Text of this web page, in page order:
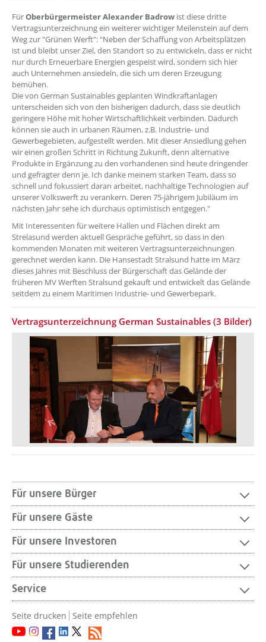
FürOberbürgermeister Alexander Badrow ist diese dritte
Vertragsunterzeichnung ein weiterer wichtiger Meilenstein auf dem
Weg zur "Grünen Werft": "Neben der Schaffung von Arbeitsplätzen
ist und bleibt unser Ziel, den Standort so zu entwickeln, dass er nicht
nur durch Erneuerbare Energien gespeist wird, sondern sich hier
auch Unternehmen ansiedeln, die sich um deren Erzeugung
bemühen.
Die von German Sustainables geplanten Windkraftanlagen
unterscheiden sich von den bisherigen dadurch, dass sie deutlich
geringere Höhe mit hoher Wirtschaftlichkeit verbinden. Dadurch
können sie auch in urbanen Räumen, z.B. Industrie- und
Gewerbegebieten, aufgestellt werden. Mit dieser Ansiedlung gehen
wir einen großen Schritt in Richtung Zukunft, denn alternative
Produkte in Ergänzung zu den vorhandenen sind heute dringender
und gefragter denn je. Ich danke meinem starken Team, dass so
schnell und fokussiert daran arbeitet, nachhaltige Technologien auf
unserer Volkswerft zu verankern. Deren 75-jährigem Jubiläum im
nächsten Jahr sehe ich durchaus optimistisch entgegen."
Mit Interessenten für weitere Hallen und Flächen direkt am
Strelasund werden aktuell Gespräche geführt, so dass in den
kommenden Monaten mit weiteren Vertragsunterzeichnungen
gerechnet werden kann. Die Hansestadt Stralsund hatte im März
dieses Jahres mit Beschluss der Bürgerschaft das Gelände der
früheren MV Werften Stralsund gekauft und entwickelt das Gelände
seitdem zu einem Maritimen Industrie- und Gewerbepark.
Vertragsunterzeichnung German Sustainables (3 Bilder)
Für unsere Bürger
Für unsere Gäste
Für unsere Investoren
Für unsere Studierenden
Service
Seite drucken Seite empfehlen